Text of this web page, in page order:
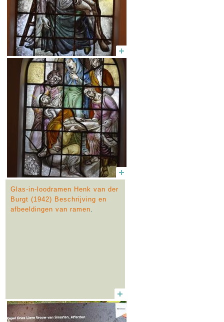
Glas-in-loodramen Henk van der
Burgt (1942) Beschrijving en
afbeeldingen van ramen.